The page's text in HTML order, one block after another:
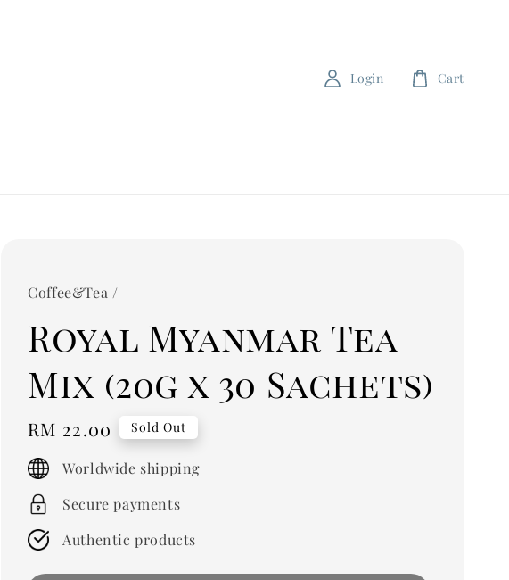
Login Cart
Coffee&Tea /
Royal Myanmar Tea
Mix (20g x 30 Sachets)
Regular
price
RM 22.00 Sold Out
Worldwide shipping
Secure payments
Authentic products